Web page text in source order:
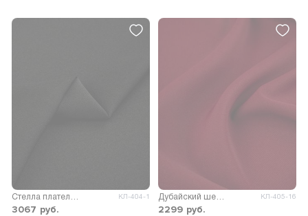
КЛ-404-1
3067 руб.
КЛ-405-16
2299 руб.